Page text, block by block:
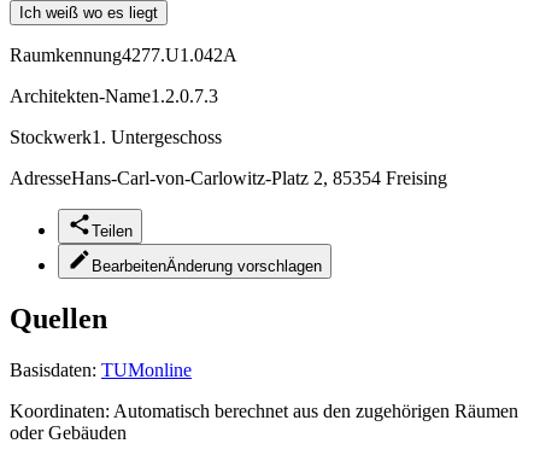
Ich weiß wo es liegt
Raumkennung4277.U1.042A
Architekten-Name1.2.0.7.3
Stockwerk1. Untergeschoss
AdresseHans-Carl-von-Carlowitz-Platz 2, 85354 Freising
Teilen
BearbeitenÄnderung vorschlagen
Quellen
Basisdaten: TUMonline
Koordinaten: Automatisch berechnet aus den zugehörigen Räumen
oder Gebäuden